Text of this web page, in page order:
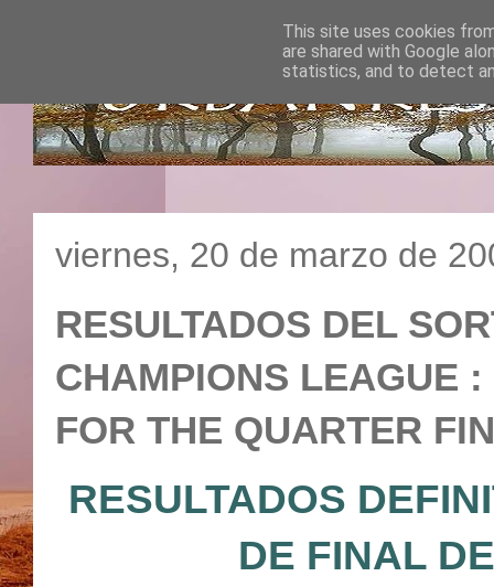
viernes, 20 de marzo de
RESULTADOS DEL
CHAMPIONS LEAGUE
FOR THE QUARTER
RESULTADOS
DE FINAL
This site uses cookies
are shared with Google
statistics, and to detect